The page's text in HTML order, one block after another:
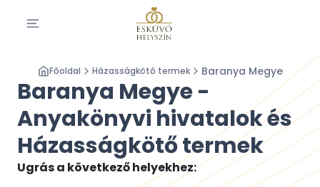
Főoldal Házasságkötő termek Baranya Megye
Baranya Megye -
Anyakönyvi hivatalok és
Házasságkötő termek
Ugrás a következő helyekhez: